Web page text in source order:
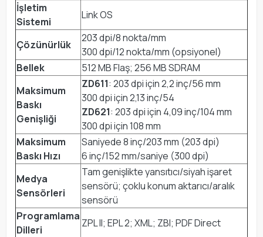
İşletim
Sistemi
Link OS
Çözünürlük
203 dpi/8 nokta/mm
300 dpi/12 nokta/mm (opsiyonel)
Bellek
512 MB Flaş; 256 MB SDRAM
Maksimum
Baskı
Genişliği
ZD611: 203 dpi için 2,2 inç/56 mm
300 dpi için 2,13 inç/54
ZD621: 203 dpi için 4,09 inç/104 mm
300 dpi için 108 mm
Maksimum
Baskı Hızı
Saniyede 8 inç/203 mm (203 dpi)
6 inç/152 mm/saniye (300 dpi)
Medya
Sensörleri
Tam genişlikte yansıtıcı/siyah işaret
sensörü; çoklu konum aktarıcı/aralık
sensörü
Programlama
Dilleri
ZPL II; EPL 2; XML; ZBI; PDF Direct